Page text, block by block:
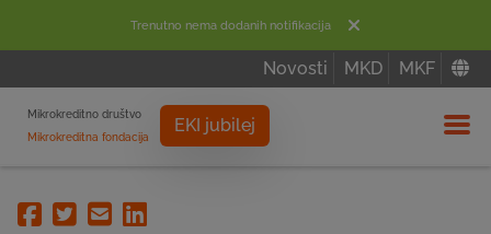
Trenutno nema dodanih notifikacija
Novosti MKD MKF
Mikrokreditno društvo
Mikrokreditna fondacija
EKI jubilej
Facebook
TwitterEmailLinkedin